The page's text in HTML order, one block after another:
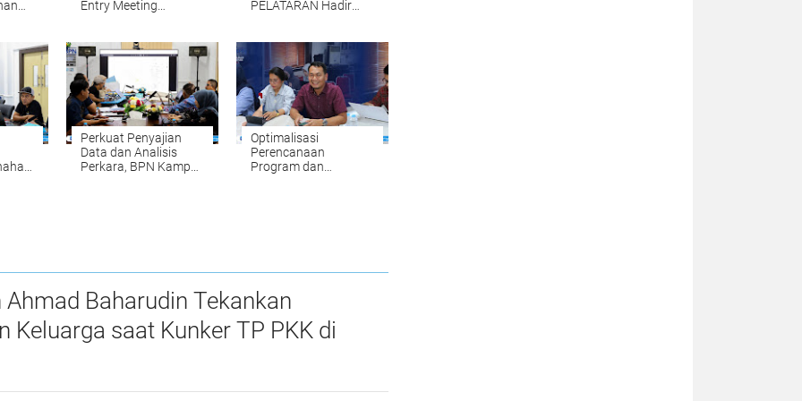
Entry Meeting
2026 yang
diselenggarakan oleh
Ombudsman RI
PELATARAN Hadir
Tanah Setiap Sabtu
dan Minggu
Perkuat Penyajian
Data dan Analisis
Perkara, BPN Kampar
Optimalisasi
Perencanaan
Program dan
Ahmad Baharudin Tekankan
Keluarga saat Kunker TP PKK di